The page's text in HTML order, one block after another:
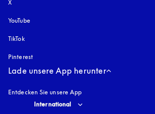
X
YouTube
TikTok
Pinterest
Lade unsere App herunter
Entdecken Sie unsere App
Select country and language
International